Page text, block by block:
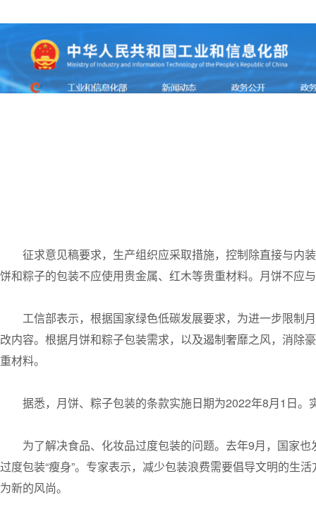
征求意见稿要求，生产组织应采取措施，控制除直接与内
饼和粽子的包装不应使用贵金属、红木等贵重材料。月饼不应
工信部表示，根据国家绿色低碳发展要求，为进一步限制
改内容。根据月饼和粽子包装需求，以及遏制奢靡之风，消除
重材料。
据悉，月饼、粽子包装的条款实施日期为2022年8月1日
为了解决食品、化妆品过度包装的问题。去年9月，国家
过度包装“瘦身”。专家表示，减少包装浪费需要倡导文明的生
为新的风尚。